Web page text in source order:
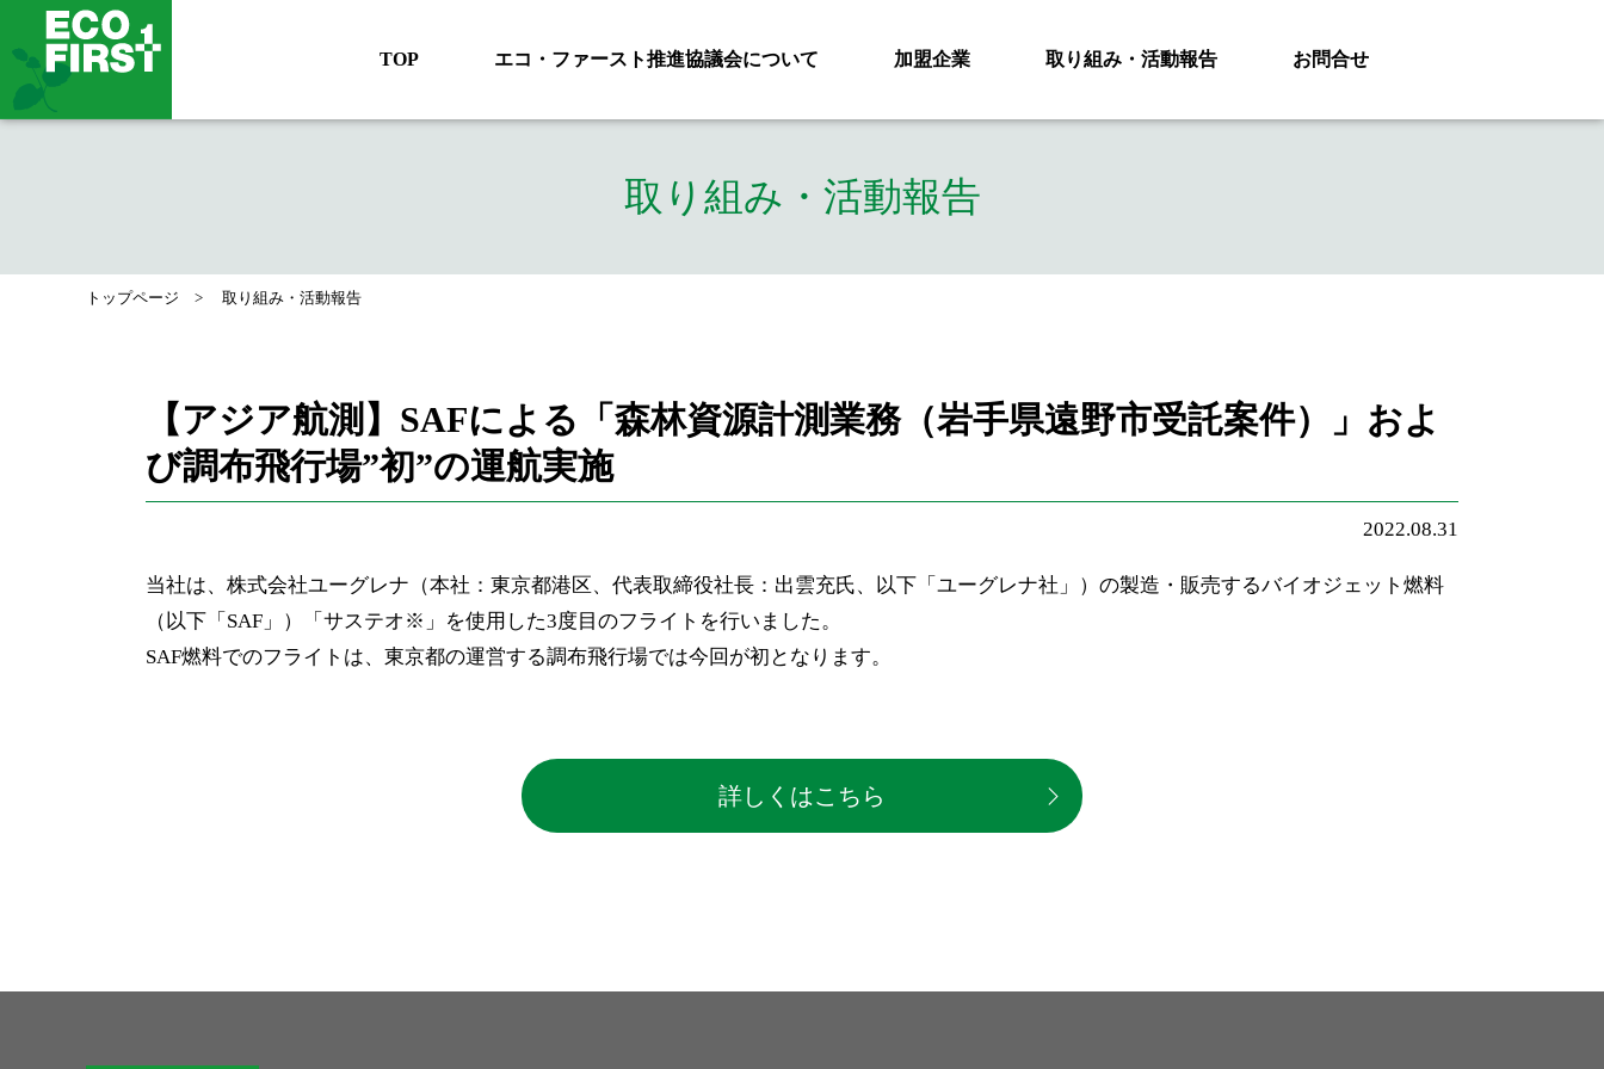
TOP エコ・ファースト推進協議会について 加盟企業 取り組み・活動報告 お問合せ
取り組み・活動報告
トップページ 取り組み・活動報告
【アジア航測】SAFによる「森林資源計測業務（岩手県遠野市受託案件）」およ
び調布飛行場”初”の運航実施
2022.08.31
当社は、株式会社ユーグレナ（本社：東京都港区、代表取締役社長：出雲充氏、以下「ユーグレナ社」）の製造・販売するバイオジェット燃料
（以下「SAF」）「サステオ※」を使用した3度目のフライトを行いました。
SAF燃料でのフライトは、東京都の運営する調布飛行場では今回が初となります。
詳しくはこちら